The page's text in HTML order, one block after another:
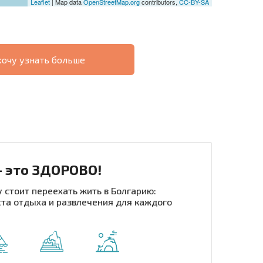
Leaflet | Map dataOpenStreetMap.orgcontributors, CC-BY-SA
узнать больше
| Нажимая кнопку, вы разрешаете
Отправить сообщение
это ЗДОРОВО!
переехать жить в Болгарию:
отдыха и развлечения для каждого